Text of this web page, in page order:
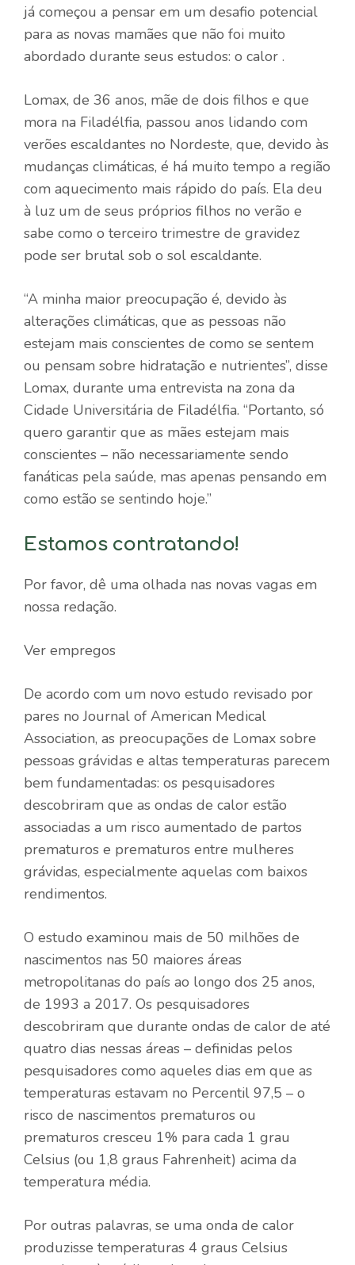
já começou a pensar em um desafio potencial
para as novas mamães que não foi muito
abordado durante seus estudos: o calor .
Lomax, de 36 anos, mãe de dois filhos e que
mora na Filadélfia, passou anos lidando com
verões escaldantes no Nordeste, que, devido às
mudanças climáticas, é há muito tempo a região
com aquecimento mais rápido do país. Ela deu
à luz um de seus próprios filhos no verão e
sabe como o terceiro trimestre de gravidez
pode ser brutal sob o sol escaldante.
“A minha maior preocupação é, devido às
alterações climáticas, que as pessoas não
estejam mais conscientes de como se sentem
ou pensam sobre hidratação e nutrientes”, disse
Lomax, durante uma entrevista na zona da
Cidade Universitária de Filadélfia. “Portanto, só
quero garantir que as mães estejam mais
conscientes – não necessariamente sendo
fanáticas pela saúde, mas apenas pensando em
como estão se sentindo hoje.”
Estamos contratando!
Por favor, dê uma olhada nas novas vagas em
nossa redação.
Ver empregos
De acordo com um novo estudo revisado por
pares no Journal of American Medical
Association, as preocupações de Lomax sobre
pessoas grávidas e altas temperaturas parecem
bem fundamentadas: os pesquisadores
descobriram que as ondas de calor estão
associadas a um risco aumentado de partos
prematuros e prematuros entre mulheres
grávidas, especialmente aquelas com baixos
rendimentos.
O estudo examinou mais de 50 milhões de
nascimentos nas 50 maiores áreas
metropolitanas do país ao longo dos 25 anos,
de 1993 a 2017. Os pesquisadores
descobriram que durante ondas de calor de até
quatro dias nessas áreas – definidas pelos
pesquisadores como aqueles dias em que as
temperaturas estavam no Percentil 97,5 – o
risco de nascimentos prematuros ou
prematuros cresceu 1% para cada 1 grau
Celsius (ou 1,8 graus Fahrenheit) acima da
temperatura média.
Por outras palavras, se uma onda de calor
produzisse temperaturas 4 graus Celsius